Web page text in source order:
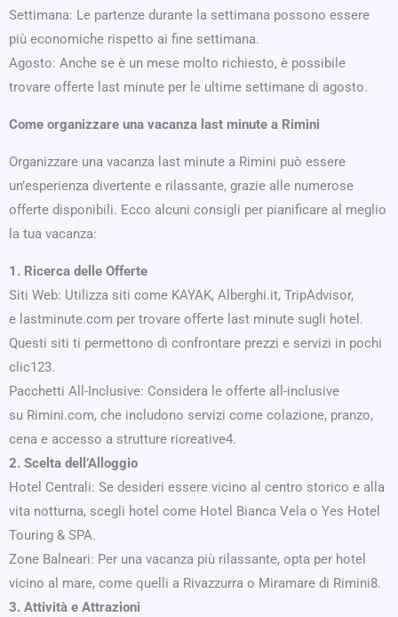
Settimana: Le partenze durante la settimana possono essere
più economiche rispetto ai fine settimana.
Agosto: Anche se è un mese molto richiesto, è possibile
trovare offerte last minute per le ultime settimane di agosto.
Come organizzare una vacanza last minute a Rimini
Organizzare una vacanza last minute a Rimini può essere
un’esperienza divertente e rilassante, grazie alle numerose
offerte disponibili. Ecco alcuni consigli per pianificare al meglio
la tua vacanza:
1. Ricerca delle Offerte
Siti Web: Utilizza siti come KAYAK, Alberghi.it, TripAdvisor,
e lastminute.com per trovare offerte last minute sugli hotel.
Questi siti ti permettono di confrontare prezzi e servizi in pochi
clic123.
Pacchetti All-Inclusive: Considera le offerte all-inclusive
su Rimini.com, che includono servizi come colazione, pranzo,
cena e accesso a strutture ricreative4.
2. Scelta dell’Alloggio
Hotel Centrali: Se desideri essere vicino al centro storico e alla
vita notturna, scegli hotel come Hotel Bianca Vela o Yes Hotel
Touring & SPA.
Zone Balneari: Per una vacanza più rilassante, opta per hotel
vicino al mare, come quelli a Rivazzurra o Miramare di Rimini8.
3. Attività e Attrazioni